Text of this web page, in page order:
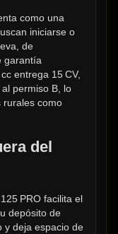
como una
iniciarse o
de
garantía
entrega 15 CV,
permiso B, lo
rurales como
del
PRO facilita el
depósito de
y deja espacio de